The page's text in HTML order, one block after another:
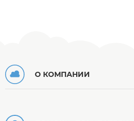
О КОМПАНИИ